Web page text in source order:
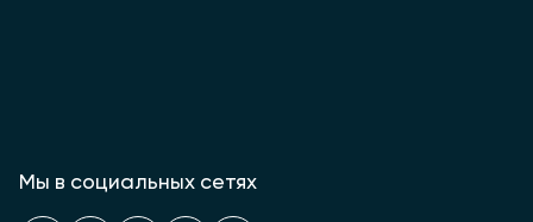
Мы в социальных сетях